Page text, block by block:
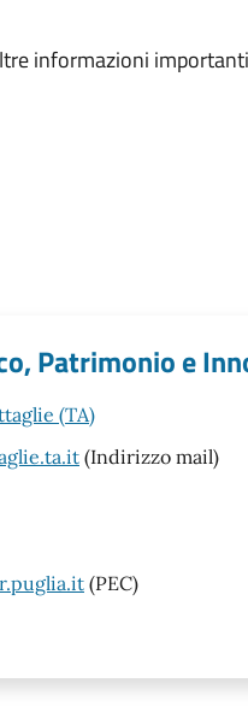
informazioni
Patrimonio e
(TA)
(Indirizzo mail)
(PEC)